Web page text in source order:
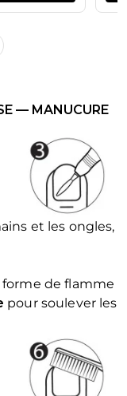
— MANUCURE
et les ongles,
de flamme
pour soulever les